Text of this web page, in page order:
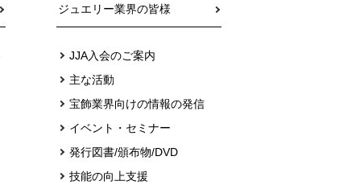
ジュエリー業界の皆様
JJA入会のご案内
主な活動
宝飾業界向けの情報の発信
イベント・セミナー
発行図書/頒布物/DVD
技能の向上支援